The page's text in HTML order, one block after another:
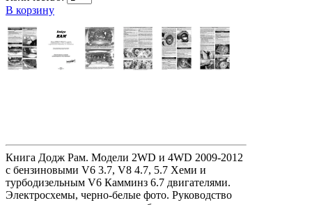
В корзину
Книга Додж Рам. Модели 2WD и 4WD 2009-2012
с бензиновыми V6 3.7, V8 4.7, 5.7 Хеми и
турбодизельным V6 Камминз 6.7 двигателями.
Электросхемы, черно-белые фото. Руководство